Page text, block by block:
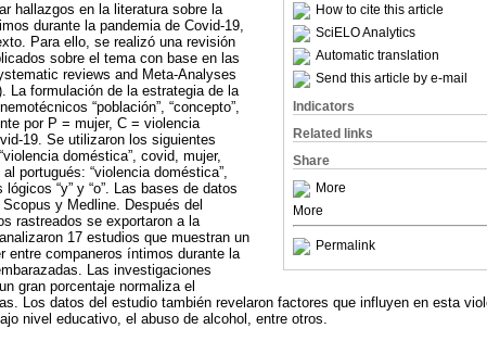
How to cite this article
SciELO Analytics
Automatic translation
Send this article by e-mail
Indicators
Related links
Share
More
More
Permalink
hallazgos en la literatura sobre la
durante la pandemia de Covid-19,
Para ello, se realizó una revisión
sobre el tema con base en las
reviews and Meta-Analyses
La formulación de la estrategia de la
“población”, “concepto”,
por P = mujer, C = violencia
19. Se utilizaron los siguientes
doméstica”, covid, mujer,
portugués: “violencia doméstica”,
“y” y “o”. Las bases de datos
y Medline. Después del
rastreados se exportaron a la
17 estudios que muestran un
entre companeros íntimos durante la
Las investigaciones
gran porcentaje normaliza el
Los datos del estudio también revelaron factores que influyen en esta
nivel educativo, el abuso de alcohol, entre otros.